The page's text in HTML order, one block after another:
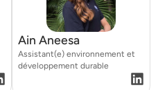
Ain Aneesa
Assistant(e) environnement et
développement durable